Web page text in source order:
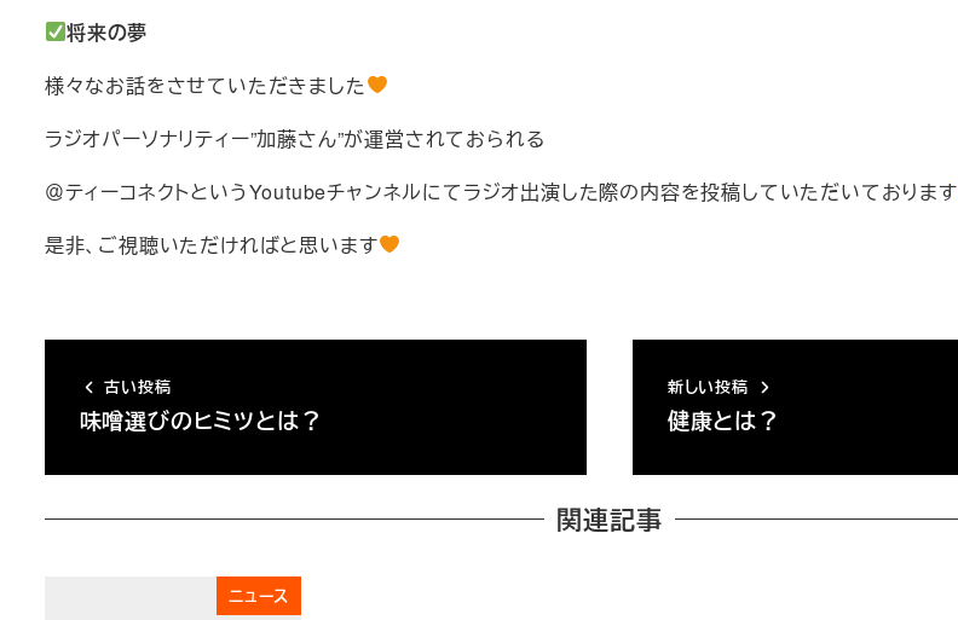
将来の夢
様々なお話をさせていただきました
ラジオパーソナリティー”加藤さん”が運営されておられる
＠ティーコネクトというYoutubeチャンネルにてラジオ出演した際の内容を投稿していただいております
是非、ご視聴いただければと思います
古い投稿
味噌選びのヒミツとは？
新しい投稿
健康とは？
関連記事
ニュース